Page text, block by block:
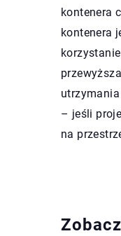
kontenera
kontenera
– jeśli
na